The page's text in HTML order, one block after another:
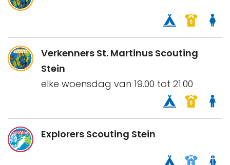
Verkenners St. Martinus Scouting
Stein
elke woensdag van 19.00 tot 21.00
Explorers Scouting Stein